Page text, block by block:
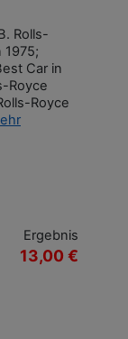
Rolls-
1975;
Car in
Royce
Royce
Ergebnis
13,00 €